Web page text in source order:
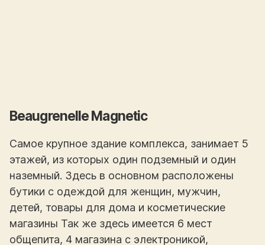
Beaugrenelle Magnetic
Самое крупное здание комплекса, занимает 5
этажей, из которых один подземный и один
наземный. Здесь в основном расположены
бутики с одеждой для женщин, мужчин,
детей, товары для дома и косметические
магазины Так же здесь имеется 6 мест
общепита, 4 магазина с электроникой,